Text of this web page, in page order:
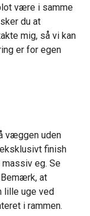
være i samme
du at
mig, så vi kan
er for egen
væggen uden
finish
eg. Se
at
lille uge ved
i rammen.